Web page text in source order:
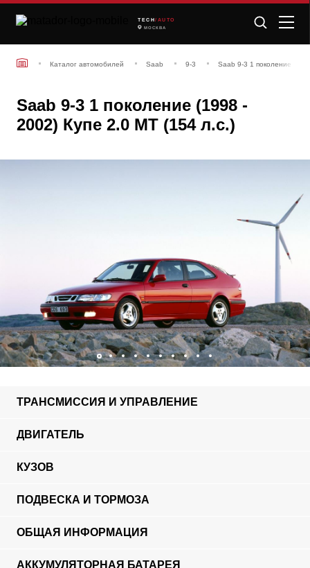
TECH /AUTO
МОСКВА
Каталог автомобилей Saab 9-3 Saab 9-3 1 поколение
Saab 9-3 1 поколение (1998 -
2002) Купе 2.0 MT (154 л.с.)
ТРАНСМИССИЯ И УПРАВЛЕНИЕ
ДВИГАТЕЛЬ
КУЗОВ
ПОДВЕСКА И ТОРМОЗА
ОБЩАЯ ИНФОРМАЦИЯ
АККУМУЛЯТОРНАЯ БАТАРЕЯ